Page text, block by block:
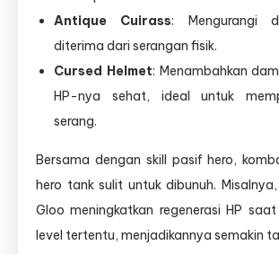
Antique Cuirass: Mengurangi
diterima dari serangan fisik.
Cursed Helmet: Menambahkan
HP-nya sehat, ideal untuk
serang.
Bersama dengan skill pasif hero,
hero tank sulit untuk dibunuh.
Gloo meningkatkan regenerasi HP
level tertentu, menjadikannya semakin